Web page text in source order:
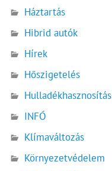
Háztartás
Hibrid autók
Hírek
Hőszigetelés
Hulladékhasznosítás
INFÓ
Klímaváltozás
Környezetvédelem